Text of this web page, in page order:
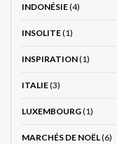
INDONÉSIE(4)
INSOLITE(1)
INSPIRATION(1)
ITALIE(3)
LUXEMBOURG(1)
MARCHÉS DE NOËL(6)